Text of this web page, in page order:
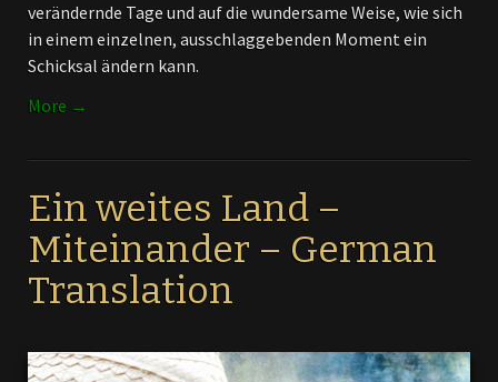
verändernde Tage und auf die wundersame Weise, wie sich
in einem einzelnen, ausschlaggebenden Moment ein
Schicksal ändern kann.
More →
Ein weites Land –
Miteinander – German
Translation